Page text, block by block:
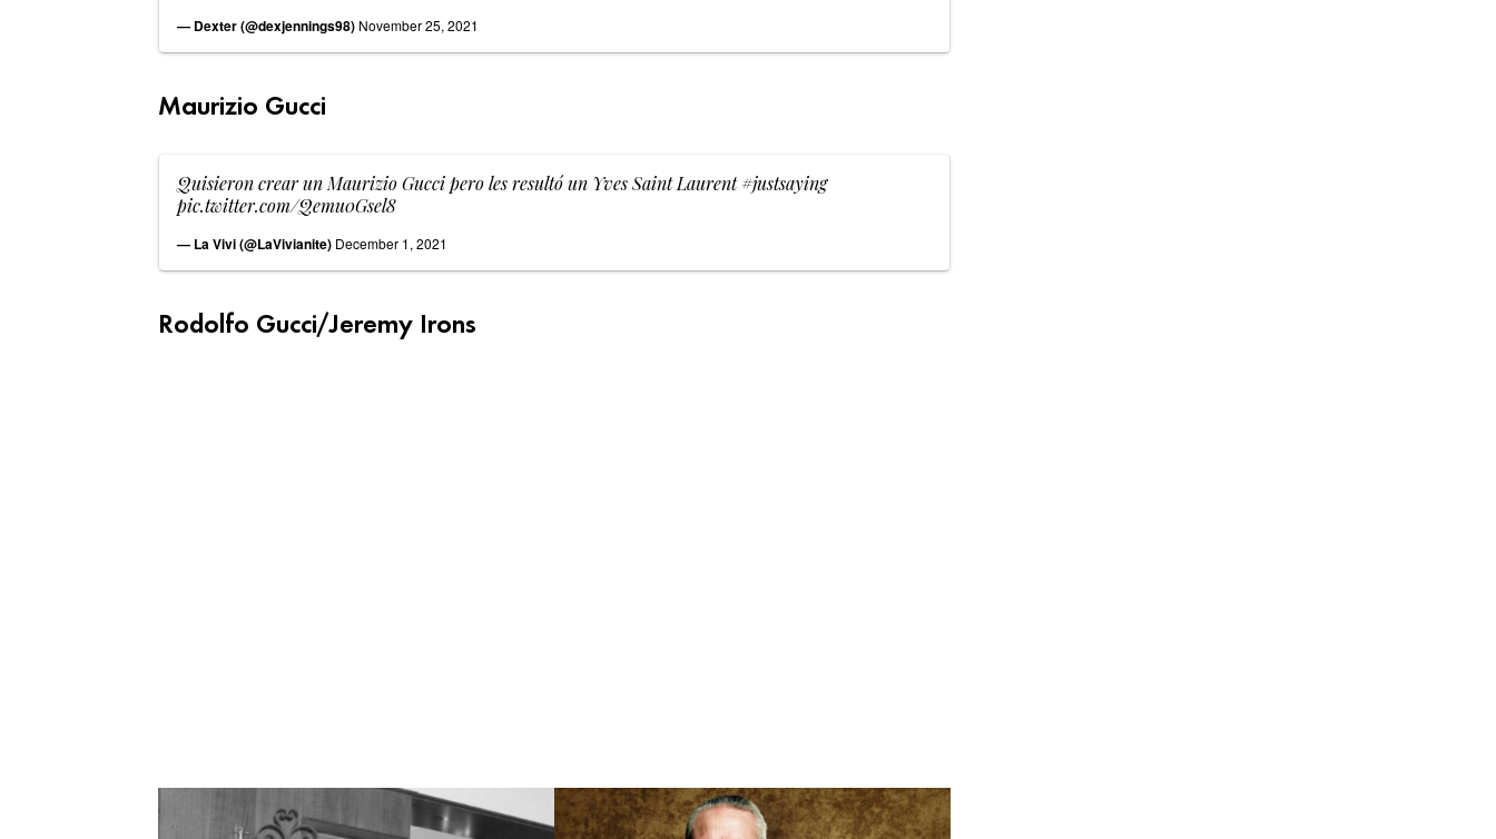
— Dexter (@dexjennings98) November 25, 2021
Maurizio Gucci
Quisieron crear un Maurizio Gucci pero les resultó un Yves Saint Laurent#justsaying
pic.twitter.com/Qemu0Gsel8
— La Vivi (@LaVivianite) December 1, 2021
Rodolfo Gucci/Jeremy Irons